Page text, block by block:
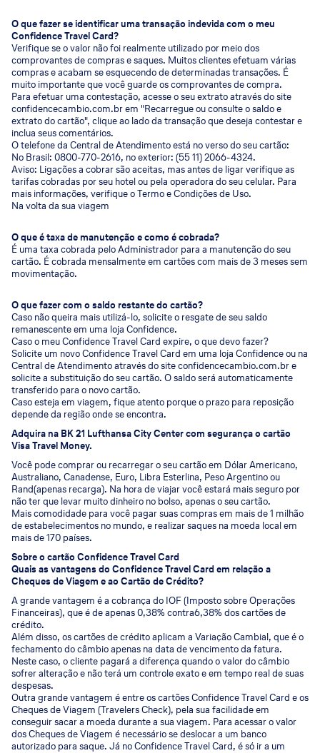
O que fazer se identificar uma transação indevida com o meu
Confidence Travel Card?
Verifique se o valor não foi realmente utilizado por meio dos
comprovantes de compras e saques. Muitos clientes efetuam várias
compras e acabam se esquecendo de determinadas transações. É
muito importante que você guarde os comprovantes de compra.
Para efetuar uma contestação, acesse o seu extrato através do site
confidencecambio.com.br em "Recarregue ou consulte o saldo e
extrato do cartão", clique ao lado da transação que deseja contestar e
inclua seus comentários.
O telefone da Central de Atendimento está no verso do seu cartão:
No Brasil: 0800-770-2616, no exterior: (55 11) 2066-4324.
Aviso: Ligações a cobrar são aceitas, mas antes de ligar verifique as
tarifas cobradas por seu hotel ou pela operadora do seu celular. Para
mais informações, verifique o Termo e Condições de Uso.
Na volta da sua viagem
O que é taxa de manutenção e como é cobrada?
É uma taxa cobrada pelo Administrador para a manutenção do seu
cartão. É cobrada mensalmente em cartões com mais de 3 meses sem
movimentação.
O que fazer com o saldo restante do cartão?
Caso não queira mais utilizá-lo, solicite o resgate de seu saldo
remanescente em uma loja Confidence.
Caso o meu Confidence Travel Card expire, o que devo fazer?
Solicite um novo Confidence Travel Card em uma loja Confidence ou na
Central de Atendimento através do site confidencecambio.com.br e
solicite a substituição do seu cartão. O saldo será automaticamente
transferido para o novo cartão.
Caso esteja em viagem, fique atento porque o prazo para reposição
depende da região onde se encontra.
Adquira na BK 21 Lufthansa City Center com segurança o cartão
Visa Travel Money.
Você pode comprar ou recarregar o seu cartão em Dólar Americano,
Australiano, Canadense, Euro, Libra Esterlina, Peso Argentino ou
Rand(apenas recarga). Na hora de viajar você estará mais seguro por
não ter que levar muito dinheiro no bolso, apenas o seu cartão.
Mais comodidade para você pagar suas compras em mais de 1 milhão
de estabelecimentos no mundo, e realizar saques na moeda local em
mais de 170 países.
Sobre o cartão Confidence Travel Card
Quais as vantagens do Confidence Travel Card em relação a
Cheques de Viagem e ao Cartão de Crédito?
A grande vantagem é a cobrança do IOF (Imposto sobre Operações
Financeiras), que é de apenas 0,38% contra6,38% dos cartões de
crédito.
Além disso, os cartões de crédito aplicam a Variação Cambial, que é o
fechamento do câmbio apenas na data de vencimento da fatura.
Neste caso, o cliente pagará a diferença quando o valor do câmbio
sofrer alteração e não terá um controle exato e em tempo real de suas
despesas.
Outra grande vantagem é entre os cartões Confidence Travel Card e os
Cheques de Viagem (Travelers Check), pela sua facilidade em
conseguir sacar a moeda durante a sua viagem. Para acessar o valor
dos Cheques de Viagem é necessário se deslocar a um banco
autorizado para saque. Já no Confidence Travel Card, é só ir a um